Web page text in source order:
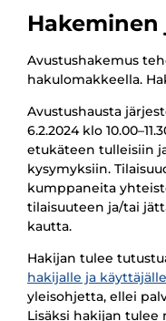
Avustushakemus
hakulomakkeella.
Avustushausta
6.2.2024 klo
etukäteen tulleisiin
kysymyksiin.
kumppaneita
tilaisuuteen ja/tai
kautta.
Hakijan tulee
hakijalle ja käyttäjälle
yleisohjetta, ellei
Lisäksi hakijan tulee